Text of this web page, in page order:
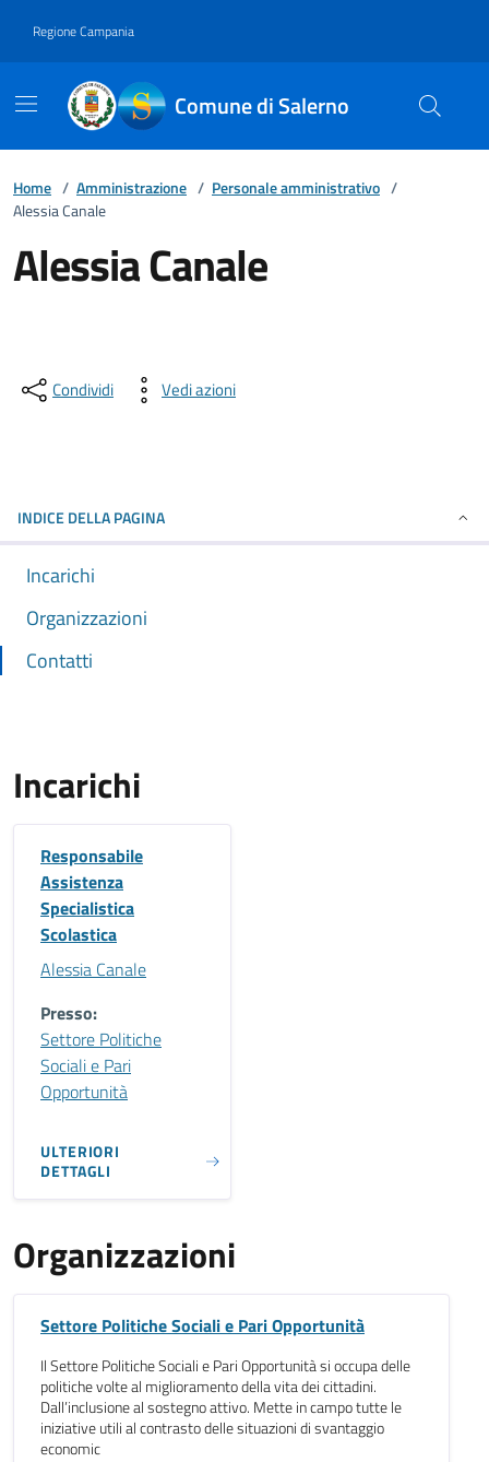
Regione Campania
Comune di Salerno
Home / Amministrazione / Personale amministrativo /
Alessia Canale
Alessia Canale
Condividi Vedi azioni
INDICE DELLA PAGINA
Incarichi
Organizzazioni
Contatti
Incarichi
Responsabile
Assistenza
Specialistica
Scolastica
Alessia Canale
Presso:
Settore Politiche
Sociali e Pari
Opportunità
ULTERIORI
DETTAGLI
Organizzazioni
Settore Politiche Sociali e Pari Opportunità
Il Settore Politiche Sociali e Pari Opportunità si occupa delle
politiche volte al miglioramento della vita dei cittadini.
Dall’inclusione al sostegno attivo. Mette in campo tutte le
iniziative utili al contrasto delle situazioni di svantaggio
economic